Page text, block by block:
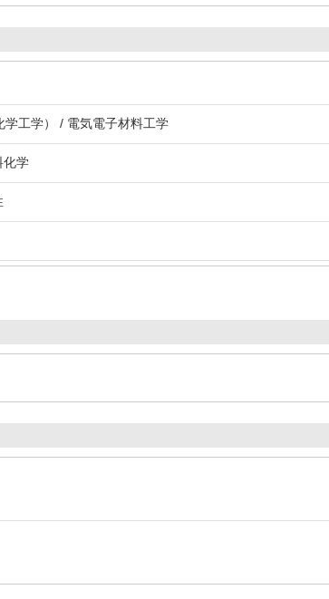
学工学） / 電気電子材料工学
化学